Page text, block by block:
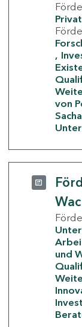
von
und